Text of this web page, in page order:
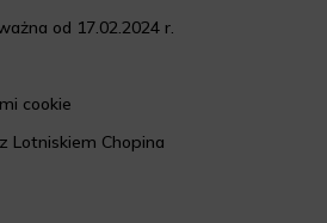
od 17.02.2024 r.
cookie
Lotniskiem Chopina